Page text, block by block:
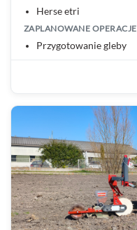
Herse etri
ZAPLANOWANE OPERACJE
Przygotowanie gleby